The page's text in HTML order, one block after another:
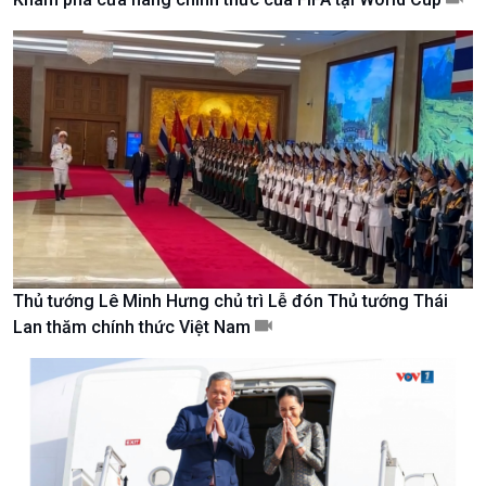
Kinh tế
Tin Kinh tế
Trước giờ mở cửa
Dòng chảy Kinh tế
Sức sống hàng Việt
Khởi nghiệp
Tuyên chiến với gian lận
thương mại
Nông nghiệp & Biển đảo
Tin Nông nghiệp & Biển
đảo
Biển đảo Việt Nam
Tâm tình biên giới và hải
đảo
Tìm hiểu biển, đảo Việt
Thủ tướng Lê Minh Hưng chủ trì Lễ đón Thủ tướng Thái
Lan thăm chính thức Việt Nam